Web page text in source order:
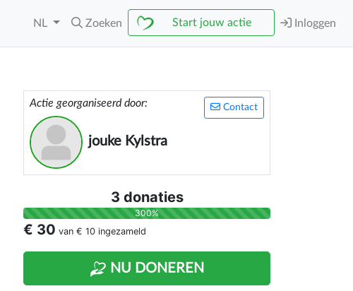
NL Zoeken Start jouw actie Inloggen
Contact
Actie georganiseerd door:
jouke Kylstra
3 donaties
300%
€ 30 van € 10 ingezameld
NU DONEREN